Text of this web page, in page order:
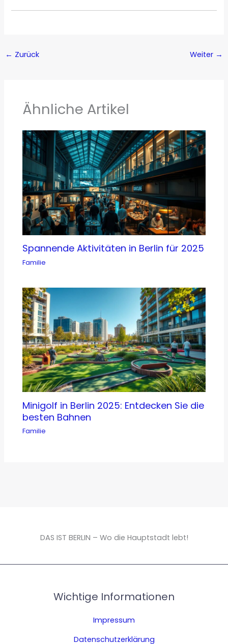
← Zurück Weiter →
Ähnliche Artikel
Spannende Aktivitäten in Berlin für 2025
Familie
Minigolf in Berlin 2025: Entdecken Sie die
besten Bahnen
Familie
DAS IST BERLIN – Wo die Hauptstadt lebt!
Wichtige Informationen
Impressum
Datenschutzerklärung